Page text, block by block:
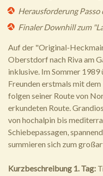
Herausforderung Passo
Finaler Downhill zum
Auf der "Original-
Oberstdorf nach Riva am
inklusive. Im Sommer
Freunden erstmals mit
folgen seiner Route von
erkundeten Route.
von hochalpin bis
Schiebepassagen,
summieren sich zum
Kurzbeschreibung 1. Tag: